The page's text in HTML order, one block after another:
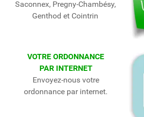
Saconnex, Pregny-Chambésy,
Genthod et Cointrin
VOTRE ORDONNANCE
PAR INTERNET
Envoyez-nous votre
ordonnance par internet.